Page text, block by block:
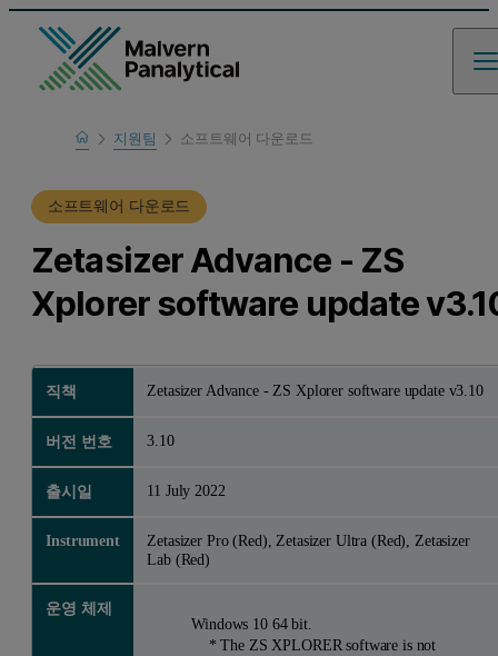
Home지원팀
제품 지원
소프트웨어 다운로드
소프트웨어 다운로드
Zetasizer Advance - ZS
Xplorer software update
직책 Zetasizer Advance - ZS Xplorer software update v3.10
버전 번호 3.10
출시일 11 July 2022
Instrument
Zetasizer Pro (Red), Zetasizer Ultra (Red), Zetasizer
Lab (Red)
운영 체제
Windows 10 64 bit.
* The ZS XPLORER software is not